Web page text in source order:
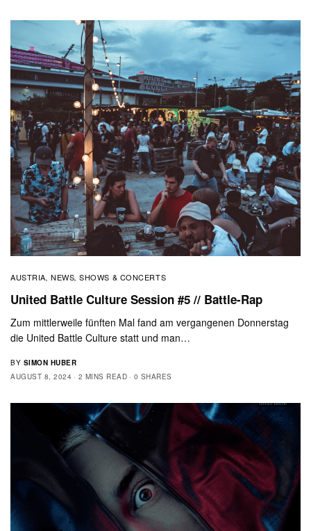
AUSTRIA, NEWS,SHOWS & CONCERTS
United Battle Culture Session #5 // Battle-Rap
Zum mittlerweile fünften Mal fand am vergangenen Donnerstag
die United Battle Culture statt und man…
BY SIMON HUBER
AUGUST 8, 2024
2 MINS READ 0 SHARES